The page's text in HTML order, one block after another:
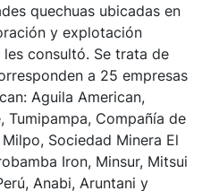
quechuas ubicadas en
y explotación
consultó. Se trata de
a 25 empresas
Aguila American,
Compañía de
Sociedad Minera El
Iron, Minsur, Mitsui
Anabi, Aruntani y